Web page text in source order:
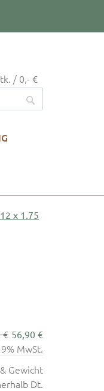
/ 0,- €
x 1.75
€ 56,90 €
MwSt.
Gewicht
Dt.